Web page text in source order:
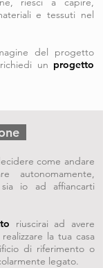
e tessuti nel
del progetto
un progetto
come andare
autonomamente,
io ad affiancarti
riuscirai ad avere
la tua casa
di riferimento o
legato.